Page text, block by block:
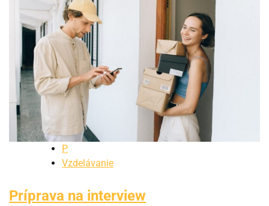
P
Vzdelávanie
Príprava na interview